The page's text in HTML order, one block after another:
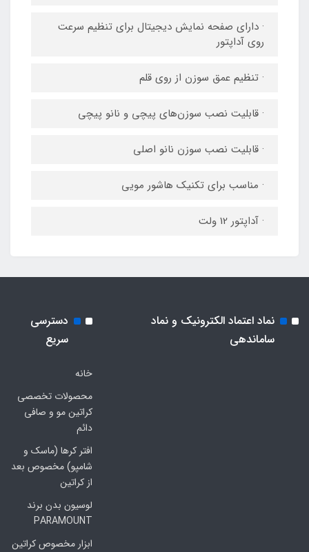
· دارای صفحه نمایش دیجیتال برای تنظیم سرعت
روی آداپتور
· تنظیم عمق سوزن از روی قلم
· قابلیت نصب سوزن‌های پیچی و نانو پیچی
· قابلیت نصب سوزن نانو اصلی
· مناسب برای تکنیک هاشور مویی
· آداپتور 12 ولت
نماد اعتماد الکترونیک و نماد
ساماندهی
دسترسی
سریع
خانه
محصولات تخصصی
کراتین مو و صافی
دائم
افتر کرها (ماسک و
شامپو) مخصوص بعد
از کراتین
لوسیون بدن برند
PARAMOUNT
ابزار مخصوص کراتین